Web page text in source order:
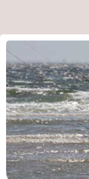
Koksijde
-
De
Panne
-
Natur
Westhoek
Wetter
Kontakt